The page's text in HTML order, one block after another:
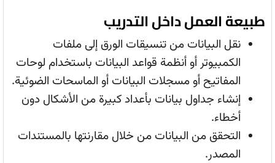
طبيعة العمل داخل التدريب
نقل البيانات من تنسيقات الورق إلى ملفات
الكمبيوتر أو أنظمة قواعد البيانات باستخدام لوحات
المفاتيح أو مسجلات البيانات أو الماسحات الضوئية.
إنشاء جداول بيانات بأعداد كبيرة من الأشكال دون
أخطاء.
التحقق من البيانات من خلال مقارنتها بالمستندات
المصدر.